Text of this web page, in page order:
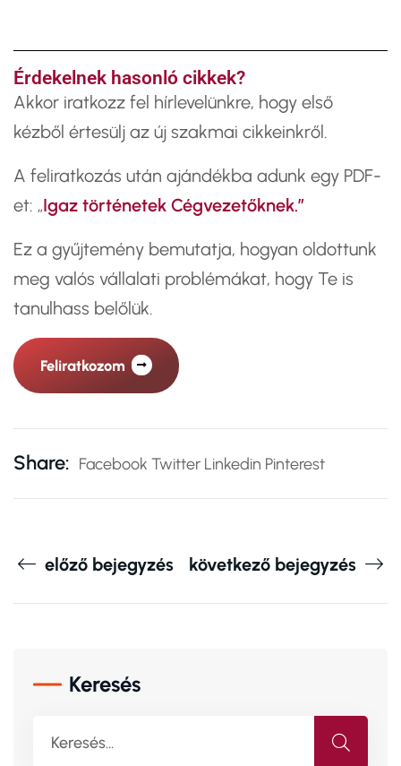
Érdekelnek hasonló cikkek?
​Akkor iratkozz fel hírlevelünkre, hogy első
kézből értesülj az új szakmai cikkeinkről.
A feliratkozás után ajándékba adunk egy PDF-
et: „Igaz történetek Cégvezetőknek.”
Ez a gyűjtemény bemutatja, hogyan oldottunk
meg valós vállalati problémákat, hogy Te is
tanulhass belőlük.
Feliratkozom
Share: Facebook Twitter Linkedin Pinterest
előző bejegyzés következő bejegyzés
Keresés